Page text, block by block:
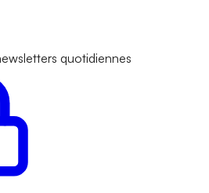
quotidiennes